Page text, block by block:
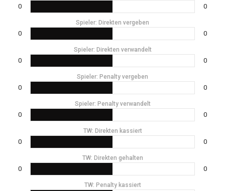
0 0
Spieler: Direkten vergeben
0 0
Spieler: Direkten verwandelt
0 0
Spieler: Penalty vergeben
0 0
Spieler: Penalty verwandelt
0 0
TW: Direkten kassiert
0 0
TW: Direkten gehalten
0 0
TW: Penalty kassiert